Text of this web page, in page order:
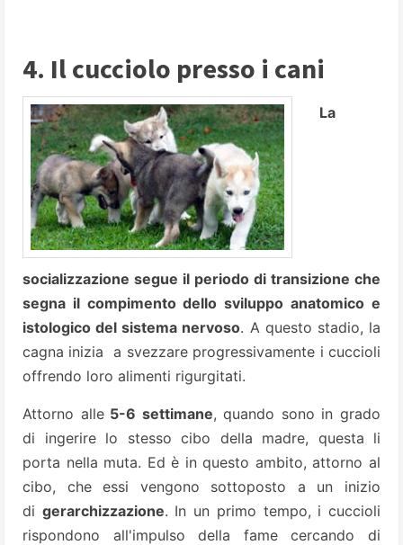
4. Il cucciolo presso i cani
La
socializzazione segue il periodo di transizione che
segna il compimento dello sviluppo anatomico e
istologico del sistema nervoso. A questo stadio, la
cagna inizia a svezzare progressivamente i cuccioli
offrendo loro alimenti rigurgitati.
Attorno alle5-6 settimane, quando sono in grado
di ingerire lo stesso cibo della madre, questa li
porta nella muta. Ed è in questo ambito, attorno al
cibo, che essi vengono sottoposto a un inizio
di gerarchizzazione. In un primo tempo, i cuccioli
rispondono all'impulso della fame cercando di